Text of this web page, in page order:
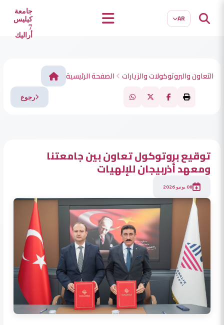
جامعة
كيليس
7
أراليك
AR
الصفحة الرئيسية التعاون والبروتوكولات والزيارات
رجوع
توقيع بروتوكول تعاون بين جامعتنا
ومعهد أذربيجان للإلهيات
08 يونيو 2026